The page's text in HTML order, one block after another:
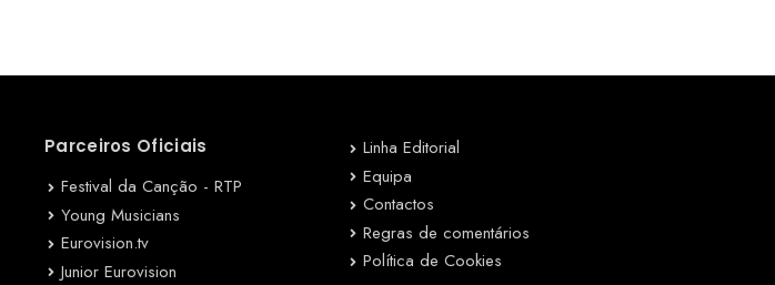
Parceiros Oficiais
Festival da Canção - RTP
Young Musicians
Eurovision.tv
Junior Eurovision
Linha Editorial
Equipa
Contactos
Regras de comentários
Política de Cookies